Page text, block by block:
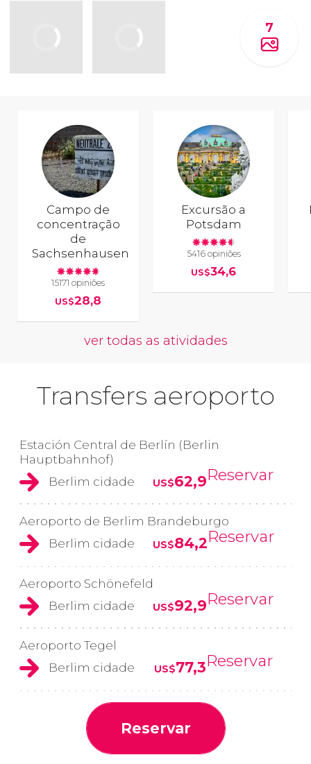
7
Campo de
concentração
de
Sachsenhausen
15171 opiniões
US$28,8
Excursão a
Potsdam
5416 opiniões
US$34,6
ver todas as atividades
Transfers aeroporto
Estación Central de Berlín (Berlin
Hauptbahnhof)
Berlim cidade
US$62,9Reservar
Aeroporto de Berlim Brandeburgo
Berlim cidade
US$84,2Reservar
Aeroporto Schönefeld
Berlim cidade
US$92,9Reservar
Aeroporto Tegel
Berlim cidade
US$77,3Reservar
Reservar